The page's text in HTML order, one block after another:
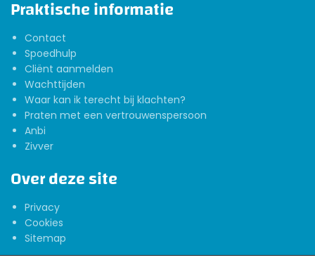
Praktische informatie
Contact
Spoedhulp
Cliënt aanmelden
Wachttijden
Waar kan ik terecht bij klachten?
Praten met een vertrouwenspersoon
Anbi
Zivver
Over deze site
Privacy
Cookies
Sitemap